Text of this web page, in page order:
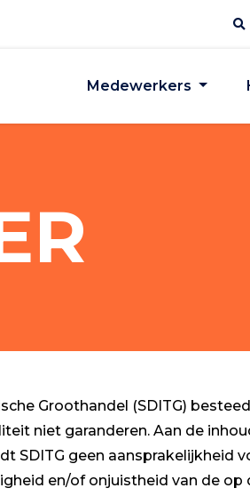
Medewerkers
Groothandel (SDITG)
niet garanderen. Aan de
SDITG geen aansprakelijkheid
en/of onjuistheid van de